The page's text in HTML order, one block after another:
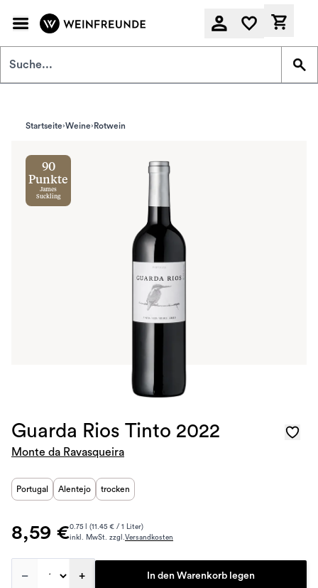
Startseite Weine Rotwein
90
Punkte
James
Suckling
Guarda Rios Tinto 2022
Monte da Ravasqueira
Portugal Alentejo trocken
8,59 €0.75 l (11.45 € / 1 Liter)
inkl. MwSt. zzgl.Versandkosten
– + In den Warenkorb legen